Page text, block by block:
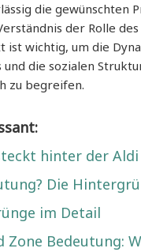
die gewünschten
der Rolle des
ist wichtig, um die
die sozialen
zu begreifen.
hinter der Aldi
Die
im Detail
Zone Bedeutung: